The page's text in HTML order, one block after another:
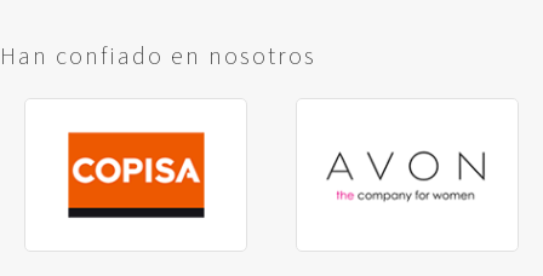
Han confiado en nosotros